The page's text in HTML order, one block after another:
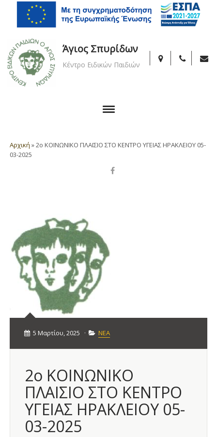
Άγιος Σπυρίδων
Κέντρο Ειδικών Παιδιών
Αρχική »2ο ΚΟΙΝΩΝΙΚΟ ΠΛΑΙΣΙΟ ΣΤΟ ΚΕΝΤΡΟ ΥΓΕΙΑΣ ΗΡΑΚΛΕΙΟΥ 05-
03-2025
5 Μαρτίου, 2025 · ΝΕΑ
2ο ΚΟΙΝΩΝΙΚΟ
ΠΛΑΙΣΙΟ ΣΤΟ ΚΕΝΤΡΟ
ΥΓΕΙΑΣ ΗΡΑΚΛΕΙΟΥ 05-
03-2025